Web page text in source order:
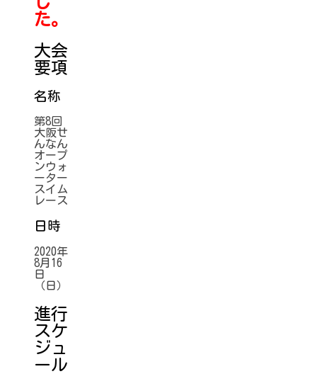
た。
大会
要項
名称
第8回
大阪せ
んなん
オープ
ンウォ
ーター
スイム
レース
日時
2020年
8月16
日
（日）
進行
スケ
ジュ
ール